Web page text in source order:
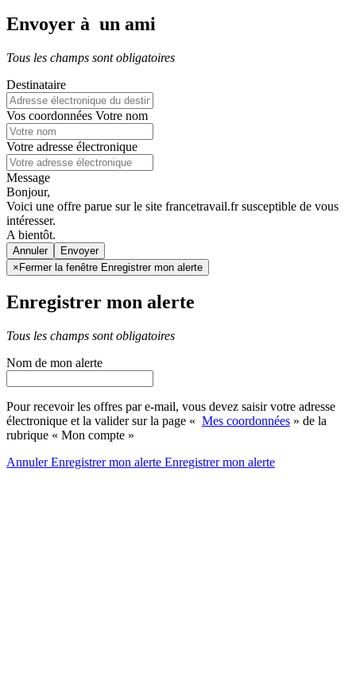
Envoyer à un ami
Tous les champs sont obligatoires
Destinataire
Vos coordonnées Votre nom
Votre adresse électronique
Message
Bonjour,
Voici une offre parue sur le site francetravail.fr susceptible de vous
intéresser.
A bientôt.
Annuler
× Fermer la fenêtre Enregistrer mon alerte
Enregistrer mon alerte
Tous les champs sont obligatoires
Nom de mon alerte
Pour recevoir les offres par e-mail, vous devez saisir votre adresse
électronique et la valider sur la page « Mes coordonnées » de la
rubrique « Mon compte »
AnnulerEnregistrer mon alerte Enregistrermon alerte